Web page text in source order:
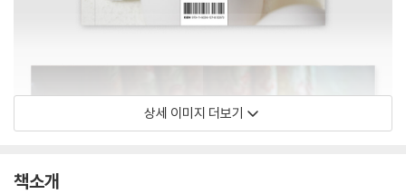
상세 이미지 더보기
책소개